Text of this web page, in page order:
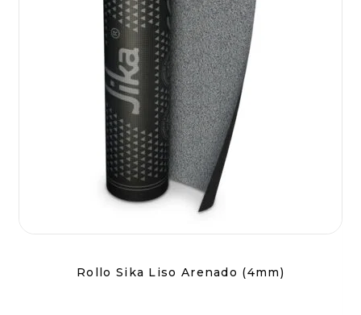
Rollo Sika Liso Arenado (4mm)